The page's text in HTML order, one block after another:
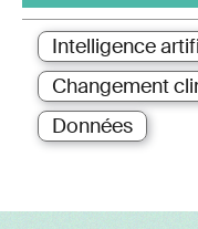
Intelligence
Changement
Données